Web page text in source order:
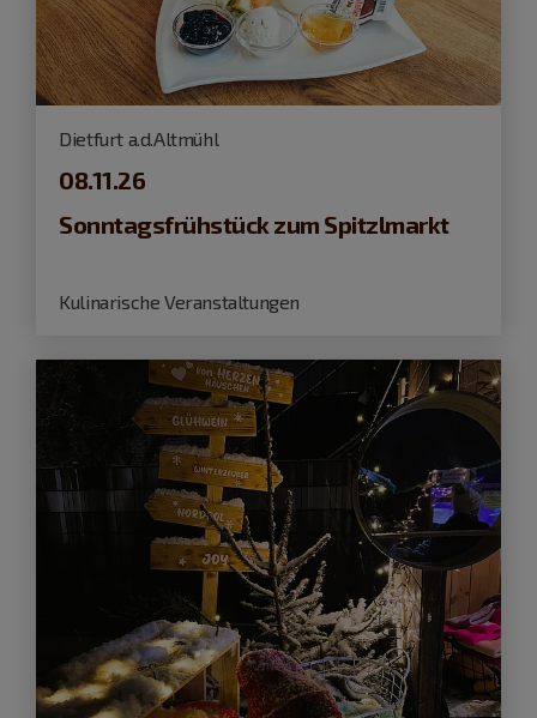
Dietfurt a.d.Altmühl
08.11.26
Sonntagsfrühstück zum Spitzlmarkt
Kulinarische Veranstaltungen